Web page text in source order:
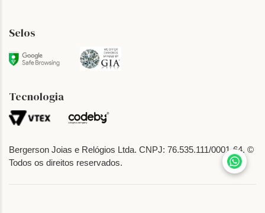
Bergerson Joias e Relógios Ltda. CNPJ: 76.535.111/0001-64. ©
Todos os direitos reservados.
Selos
Tecnologia